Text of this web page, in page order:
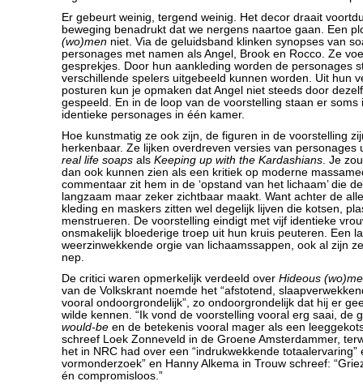
Er gebeurt weinig, tergend weinig. Het decor draait
beweging benadrukt dat we nergens naartoe gaan. Een
(wo)men niet. Via de geluidsband klinken synopses van
personages met namen als Angel, Brook en Rocco. Ze
gesprekjes. Door hun aankleding worden de personages
verschillende spelers uitgebeeld kunnen worden. Uit hun
posturen kun je opmaken dat Angel niet steeds door
gespeeld. En in de loop van de voorstelling staan er soms
identieke personages in één kamer.
Hoe kunstmatig ze ook zijn, de figuren in de voorstelling
herkenbaar. Ze lijken overdreven versies van personages
real life soaps als Keeping up with the Kardashians. Je
dan ook kunnen zien als een kritiek op moderne
commentaar zit hem in de ‘opstand van het lichaam’ die
langzaam maar zeker zichtbaar maakt. Want achter de
kleding en maskers zitten wel degelijk lijven die kotsen,
menstrueren. De voorstelling eindigt met vijf identieke
onsmakelijk bloederige troep uit hun kruis peuteren. Een
weerzinwekkende orgie van lichaamssappen, ook al zijn
nep.
De critici waren opmerkelijk verdeeld over Hideous
van de Volkskrant noemde het “afstotend,
vooral ondoorgrondelijk”, zo ondoorgrondelijk dat hij er
wilde kennen. “Ik vond de voorstelling vooral erg saai, de
would-be en de betekenis vooral mager als een
schreef Loek Zonneveld in de Groene Amsterdammer,
het in NRC had over een “indrukwekkende totaalervaring”
vormonderzoek” en Hanny Alkema in Trouw schreef:
én compromisloos.”